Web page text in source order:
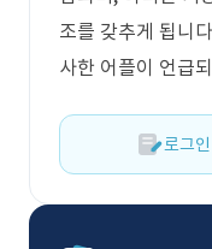
조를 갖추게 됩니
사한 어플이 언급
로그